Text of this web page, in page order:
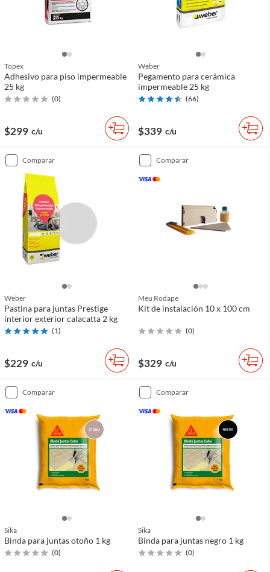
Topex
Adhesivo para piso impermeable
25 kg
(0)
$299 c/u
Weber
Pegamento para cerámica
impermeable 25 kg
(66)
$339 c/u
comparar
Weber
Pastina para juntas Prestige
interior exterior calacatta 2 kg
(1)
$229 c/u
comparar
Meu Rodape
Kit de instalación 10 x 100 cm
(0)
$329 c/u
comparar
Sika
Binda para juntas otoño 1 kg
(0)
comparar
Sika
Binda para juntas negro 1 kg
(0)